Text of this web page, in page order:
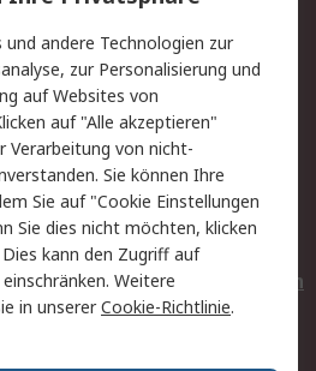
Lieferlösungen
Kontakt
Privatkunden
Datenschutz
Zahlungsbedingungen
Entsorgung
Elektrogeräte/Batterien
andere Technologien zur
zur Personalisierung und
auf Websites von
auf "Alle akzeptieren"
Verarbeitung von nicht-
Sie können Ihre
Sie auf "Cookie Einstellungen
Sie dies nicht möchten, klicken
kann den Zugriff auf
Weitere
in unsererCookie-Richtlinie.